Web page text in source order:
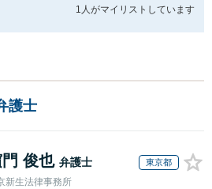
1人がマイリストしています
護士
俊也 弁護士 東京都
新生法律事務所